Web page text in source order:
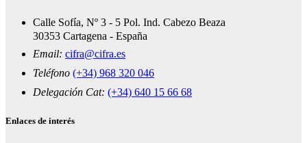
Calle Sofía, Nº 3 - 5 Pol. Ind. Cabezo Beaza
30353 Cartagena - España
Email: cifra@cifra.es
Teléfono (+34) 968 320 046
Delegación Cat: (+34) 640 15 66 68
Enlaces de interés